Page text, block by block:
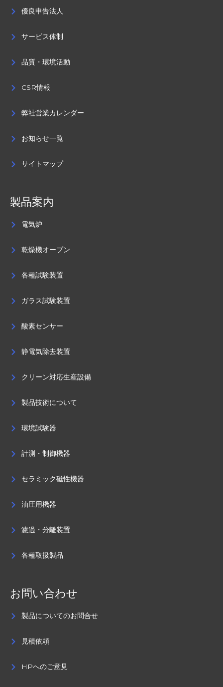
優良申告法人
サービス体制
品質・環境活動
CSR情報
弊社営業カレンダー
お知らせ一覧
サイトマップ
製品案内
電気炉
乾燥機オープン
各種試験装置
ガラス試験装置
酸素センサー
静電気除去装置
クリーン対応生産設備
製品技術について
環境試験器
計測・制御機器
セラミック磁性機器
油圧用機器
濾過・分離装置
各種取扱製品
お問い合わせ
製品についてのお問合せ
見積依頼
HPへのご意見